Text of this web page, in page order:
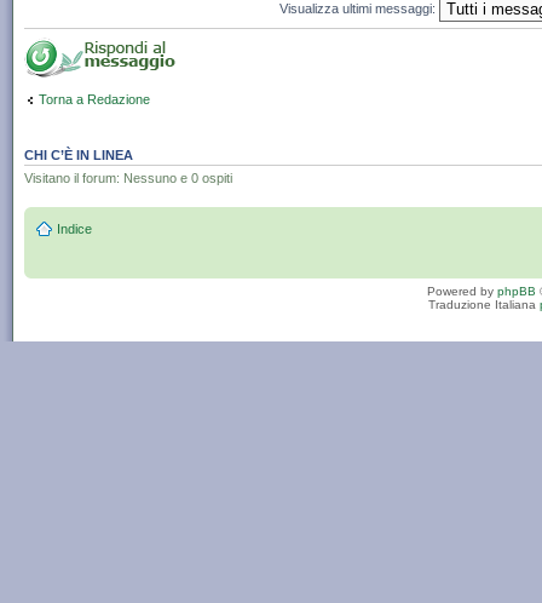
Visualizza ultimi messaggi:
Torna a Redazione
CHI C’È IN LINEA
Visitano il forum: Nessuno e 0 ospiti
Indice
Powered by phpBB
Traduzione Italiana